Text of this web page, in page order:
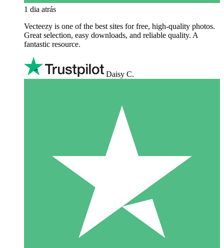
1 dia atrás
Vecteezy is one of the best sites for free, high‑quality photos.
Great selection, easy downloads, and reliable quality. A
fantastic resource.
Daisy C.